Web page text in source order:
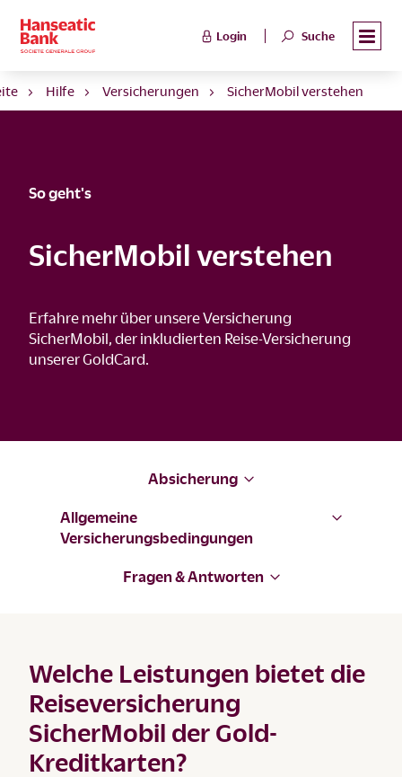
Login Suche
Hilfe Versicherungen SicherMobil verstehen
So geht's
SicherMobil verstehen
Erfahre mehr über unsere Versicherung
SicherMobil, der inkludierten Reise-Versicherung
unserer GoldCard.
Absicherung
Allgemeine
Versicherungsbedingungen
Fragen & Antworten
Welche Leistungen bietet die
Reiseversicherung
SicherMobil der Gold-
Kreditkarten?